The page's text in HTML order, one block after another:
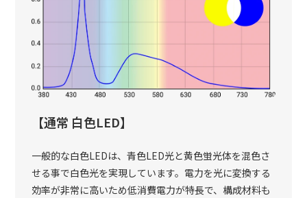
【通常 白色LED】
一般的な白色LEDは、青色LED光と黄色蛍光体を混色さ
せる事で白色光を実現しています。電力を光に変換する
効率が非常に高いため低消費電力が特長で、構成材料も